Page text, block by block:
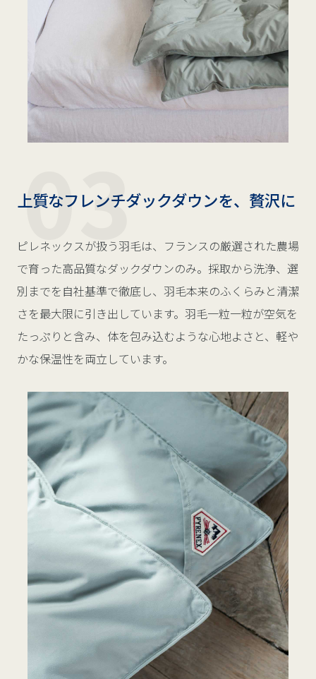
上質なフレンチダックダウンを、贅沢に
ピレネックスが扱う羽毛は、フランスの厳選された農場
で育った高品質なダックダウンのみ。採取から洗浄、選
別までを自社基準で徹底し、羽毛本来のふくらみと清潔
さを最大限に引き出しています。羽毛一粒一粒が空気を
たっぷりと含み、体を包み込むような心地よさと、軽や
かな保温性を両立しています。